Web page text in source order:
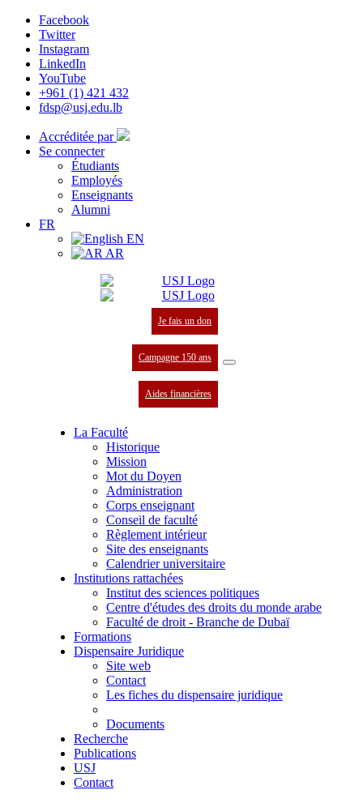
Facebook
Twitter
Instagram
LinkedIn
YouTube
+961 (1) 421 432
fdsp@usj.edu.lb
Accréditée par
Se connecter
Étudiants
Employés
Enseignants
Alumni
FR
EN
AR
Je fais un don
Campagne 150 ans
Aides financières
La Faculté
Historique
Mission
Mot du Doyen
Administration
Corps enseignant
Conseil de faculté
Règlement intérieur
Site des enseignants
Calendrier universitaire
Institutions rattachées
Institut des sciences politiques
Centre d'études des droits du monde arabe
Faculté de droit - Branche de Dubaï
Formations
Dispensaire Juridique
Site web
Contact
Les fiches du dispensaire juridique
Documents
Recherche
Publications
USJ
Contact